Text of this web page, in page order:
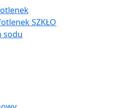
SZKŁO
sodu